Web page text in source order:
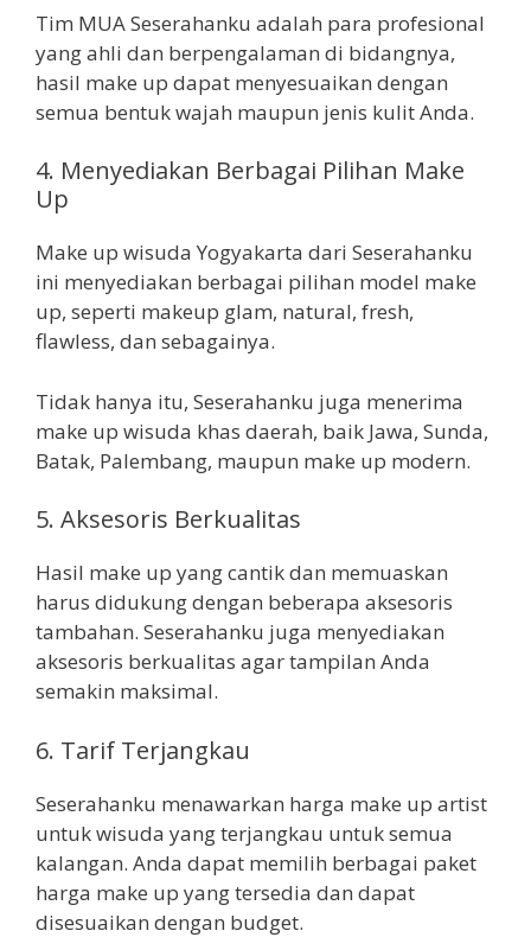
Tim MUA Seserahanku adalah para profesional
yang ahli dan berpengalaman di bidangnya,
hasil make up dapat menyesuaikan dengan
semua bentuk wajah maupun jenis kulit Anda.
4. Menyediakan Berbagai Pilihan Make
Up
Make up wisuda Yogyakarta dari Seserahanku
ini menyediakan berbagai pilihan model make
up, seperti makeup glam, natural, fresh,
flawless, dan sebagainya.
Tidak hanya itu, Seserahanku juga menerima
make up wisuda khas daerah, baik Jawa, Sunda,
Batak, Palembang, maupun make up modern.
5. Aksesoris Berkualitas
Hasil make up yang cantik dan memuaskan
harus didukung dengan beberapa aksesoris
tambahan. Seserahanku juga menyediakan
aksesoris berkualitas agar tampilan Anda
semakin maksimal.
6. Tarif Terjangkau
Seserahanku menawarkan harga make up artist
untuk wisuda yang terjangkau untuk semua
kalangan. Anda dapat memilih berbagai paket
harga make up yang tersedia dan dapat
disesuaikan dengan budget.